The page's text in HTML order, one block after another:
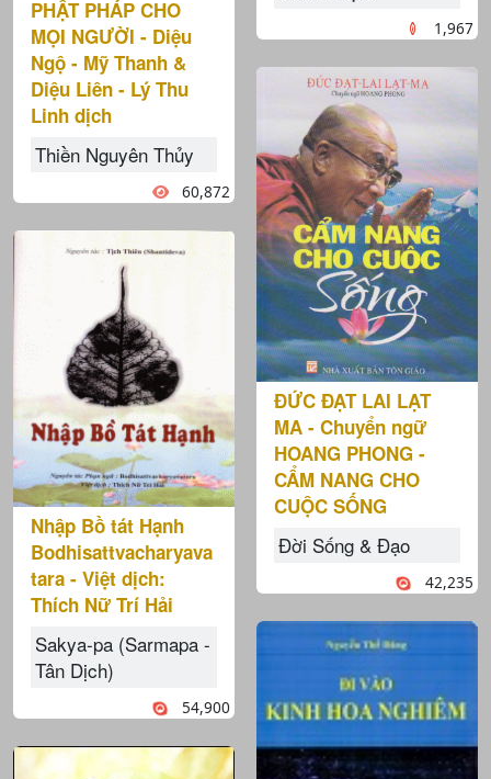
PHẬT PHÁP CHO
MỌI NGƯỜI - Diệu
Ngộ - Mỹ Thanh &
Diệu Liên - Lý Thu
Linh dịch
Thiền Nguyên Thủy
60,872
Nhập Bồ tát Hạnh
Bodhisattvacharyava
tara - Việt dịch:
Thích Nữ Trí Hải
Sakya-pa (Sarmapa -
Tân Dịch)
54,900
1,967
ĐỨC ĐẠT LAI LẠT
MA - Chuyển ngữ
HOANG PHONG -
CẨM NANG CHO
CUỘC SỐNG
Đời Sống & Đạo
42,235